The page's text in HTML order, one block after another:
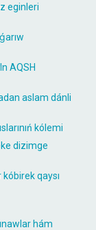
eginleri
AQSH
aslam dánli
kólemi
dizimge
qaysı
hám